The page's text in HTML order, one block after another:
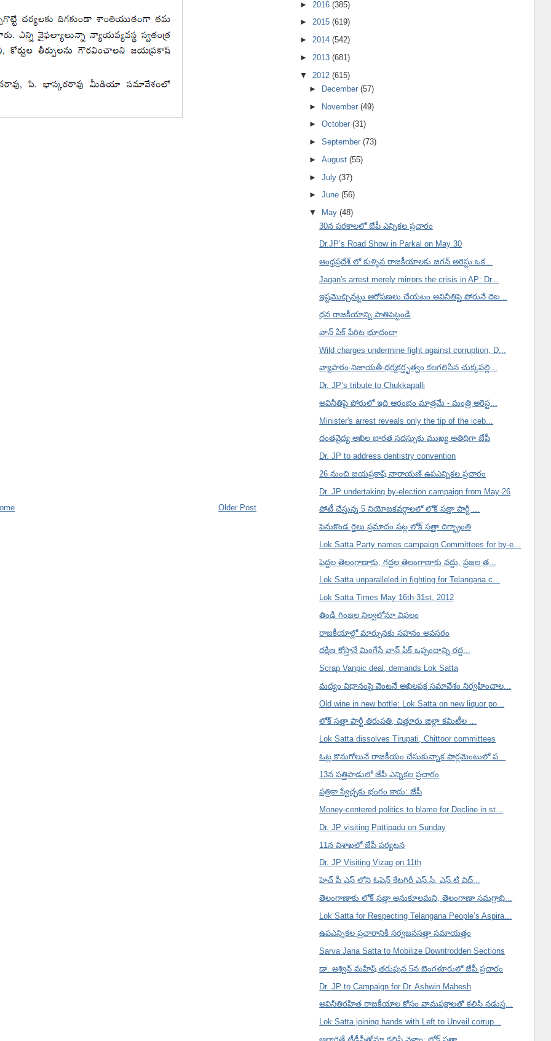
Older Post
► 2016 (385)
► 2015 (619)
► 2014 (542)
► 2013 (681)
▼ 2012 (615)
►
December(57)
► November(49)
►October(31)
►September(73)
►August(55)
►July(37)
►June(56)
▼
May(48)
30న పరకాలలో జేపీ ఎన్నికల ప్రచారం
Dr.JP’s Road Show in Parkal on May 30
ఆంధ్రప్రదేశ్ లో కుళ్ళిన రాజకీయాలకు జగన్ అరెస్టు ఒక...
Jagan's arrest merely mirrors the crisis in AP: Dr...
ఇష్టమొచ్చినట్టు ఆరోపణలు చేయటం అవినీతిపై పోరునే దెబ...
ధన రాజకీయాన్ని పాతిపెట్టండి
వాన్ పిక్ పేరిట భూదందా
Wild charges undermine fight against corruption, D...
వ్యాపారం-నిజాయతీ-ధర్మకర్తృత్వం కలగలిసిన చుక్కపల్లి...
Dr. JP’s tribute to Chukkapalli
అవినీతిపై పోరులో ఇది ఆరంభం మాత్రమే - మంత్రి అరెస్ట...
Minister's arrest reveals only the tip of the iceb...
దంతవైద్య అఖిల భారత సదస్సుకు ముఖ్య అతిథిగా జేపీ
Dr. JP to address dentistry convention
26 నుంచి జయప్రకాష్ నారాయణ్ ఉపఎన్నికల ప్రచారం
Dr. JP undertaking by-election campaign from May 26
పోటీ చేస్తున్న 5 నియోజకవర్గాలలో లోక్ సత్తా పార్టీ ...
పెనుకొండ రైలు ప్రమాదం పట్ల లోక్ సత్తా దిగ్భ్రాంతి
Lok Satta Party names campaign Committees for by-e...
పెద్దల తెలంగాణాకు, గద్దల తెలంగాణాకు వద్దు, ప్రజల త...
Lok Satta unparalleled in fighting for Telangana c...
Lok Satta Times May 16th-31st, 2012
తిండి గింజల నిల్వలోనూ విఫలం
రాజకీయాల్లో మార్పునకు సహనం అవసరం
దక్షిణ కోస్తానే మింగేసే వాన్ పిక్ ఒప్పందాన్ని రద్ద...
Scrap Vanpic deal, demands Lok Satta
మద్యం విధానంపై వెంటనే అఖిలపక్ష సమావేశం నిర్వహించాల...
Old wine in new bottle: Lok Satta on new liquor po...
లోక్ సత్తా పార్టీ తిరుపతి, చిత్తూరు జిల్లా కమిటీల ...
Lok Satta dissolves Tirupati, Chittoor committees
ఓట్ల కొనుగోలునే రాజకీయం చేసుకున్నాక పార్లమెంటులో ప...
13న పత్తిపాడులో జేపీ ఎన్నికల ప్రచారం
పత్రికా స్వేచ్ఛకు భంగం కాదు: జేపీ
Money-centered politics to blame for Decline in st...
Dr. JP visiting Pattipadu on Sunday
11న విశాఖలో జేపీ పర్యటన
Dr. JP Visiting Vizag on 11th
హెచ్ పీ ఎస్ లోని ఓపెన్ కేటగిరీ ఎస్.సి, ఎస్.టి విద్...
తెలంగాణాకు లోక్ సత్తా అనుకూలమని, తెలంగాణా సమగ్రాభి...
Lok Satta for Respecting Telangana People’s Aspira...
ఉపఎన్నికల ప్రచారానికి సర్వజనసత్తా సమాయత్తం
Sarva Jana Satta to Mobilize Downtrodden Sections
డా. అశ్విన్ మహేష్ తరుపున 5న బెంగళూరులో జేపీ ప్రచారం
Dr. JP to Campaign for Dr. Ashwin Mahesh
అవినీతిరహిత రాజకీయాల కోసం వామపక్షాలతో కలిసి నడుస్త...
Lok Satta joining hands with Left to Unveil corrup...